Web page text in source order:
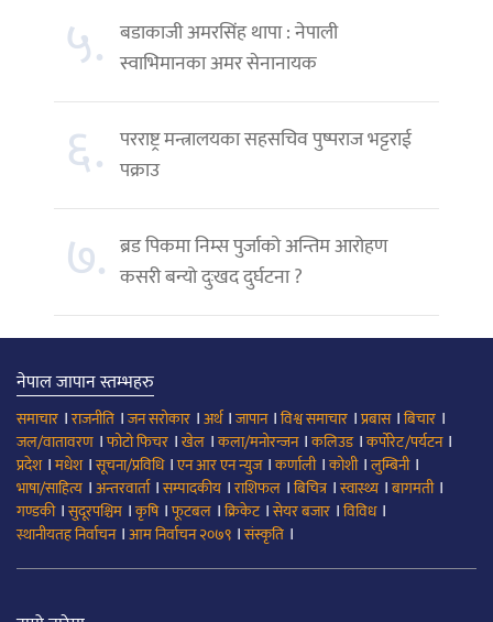
५. बडाकाजी अमरसिंह थापा : नेपाली
स्वाभिमानका अमर सेनानायक
६. परराष्ट्र मन्त्रालयका सहसचिव पुष्पराज भट्टराई
पक्राउ
७. ब्रड पिकमा निम्स पुर्जाको अन्तिम आरोहण
कसरी बन्यो दुःखद दुर्घटना ?
नेपाल जापान स्तम्भहरु
समाचार ।राजनीति ।जन सरोकार ।अर्थ।जापान।विश्व समाचार ।प्रबास।बिचार ।
जल/वातावरण ।फोटो फिचर ।खेल ।कला/मनोरन्जन।कलिउड।कर्पोरेट/पर्यटन।
प्रदेश।मधेश।सूचना/प्रविधि।एन आर एन न्युज।कर्णाली।कोशी।लुम्बिनी।
भाषा/साहित्य ।अन्तरवार्ता।सम्पादकीय ।राशिफल ।बिचित्र।स्वास्थ्य ।बागमती।
गण्डकी।सुदूरपश्चिम ।कृषि।फूटबल ।क्रिकेट।सेयर बजार ।विविध।
स्थानीयतह निर्वाचन।आम निर्वाचन २०७९ ।संस्कृति ।